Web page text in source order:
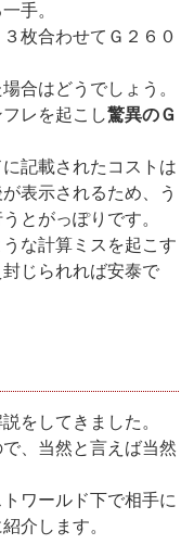
手。
枚合わせてＧ２６０
合はどうでしょう。
レを起こし驚異のＧ
記載されたコストは
表示されるため、う
とがっぽりです。
な計算ミスを起こす
じられれば安泰で
をしてきました。
、当然と言えば当然
ワールド下で相手に
介します。